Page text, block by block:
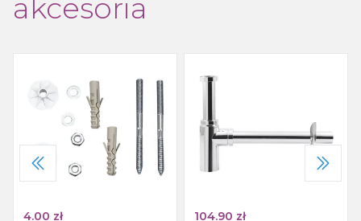
akcesoria
4.00 zł
104.90 zł